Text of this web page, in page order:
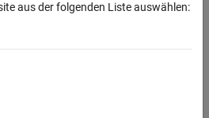
adaptive model, use the
add an
aus der folgenden Liste auswählen: